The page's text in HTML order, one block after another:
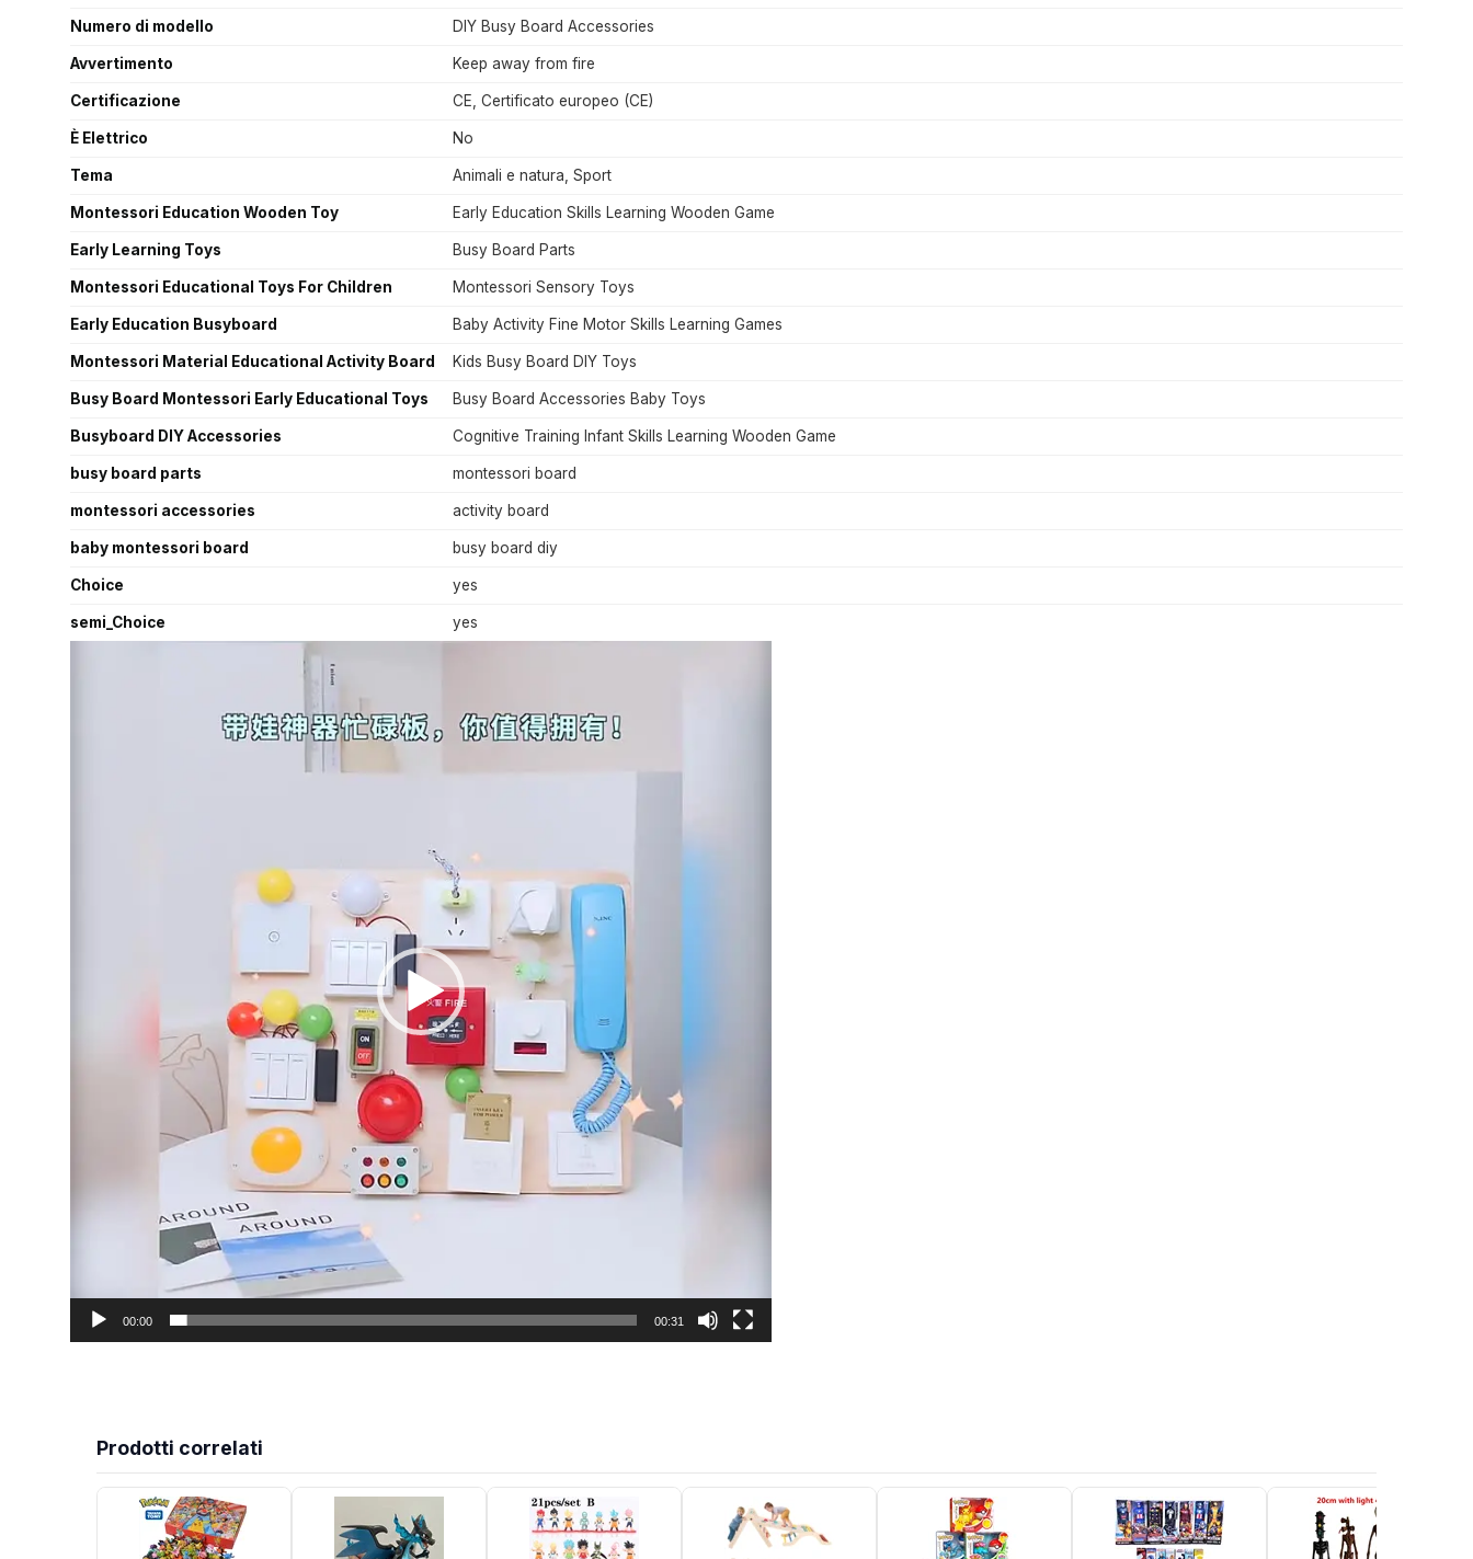
Numero di modello DIY Busy Board Accessories
Avvertimento Keep away from fire
Certificazione CE, Certificato europeo (CE)
È Elettrico No
Tema Animali e natura, Sport
Montessori Education Wooden Toy Early Education Skills Learning Wooden Game
Early Learning Toys Busy Board Parts
Montessori Educational Toys For Children Montessori Sensory Toys
Early Education Busyboard Baby Activity Fine Motor Skills Learning Games
Montessori Material Educational Activity Board Kids Busy Board DIY Toys
Busy Board Montessori Early Educational Toys Busy Board Accessories Baby Toys
Busyboard DIY Accessories Cognitive Training Infant Skills Learning Wooden Game
busy board parts montessori board
montessori accessories activity board
baby montessori board busy board diy
Choice yes
semi_Choice yes
00:00 00:31
Prodotti correlati